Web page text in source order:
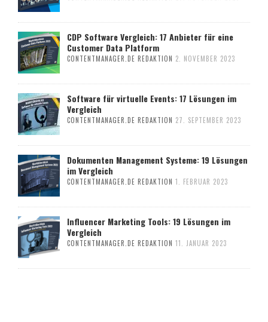
CDP Software Vergleich: 17 Anbieter für eine
Customer Data Platform
CONTENTMANAGER.DE REDAKTION 2. NOVEMBER 2023
Software für virtuelle Events: 17 Lösungen im
Vergleich
CONTENTMANAGER.DE REDAKTION 27. SEPTEMBER 2023
Dokumenten Management Systeme: 19 Lösungen
im Vergleich
CONTENTMANAGER.DE REDAKTION 1. FEBRUAR 2023
Influencer Marketing Tools: 19 Lösungen im
Vergleich
CONTENTMANAGER.DE REDAKTION 11. JANUAR 2023